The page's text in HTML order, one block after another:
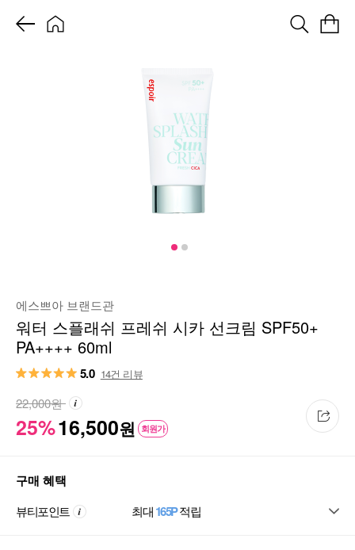
에스쁘아 브랜드관
워터 스플래쉬 프레쉬 시카 선크림 SPF50+
PA++++ 60ml
5.0 14건 리뷰
25%16,500원 회원가
22,000원
구매 혜택
뷰티포인트 최대165P적립